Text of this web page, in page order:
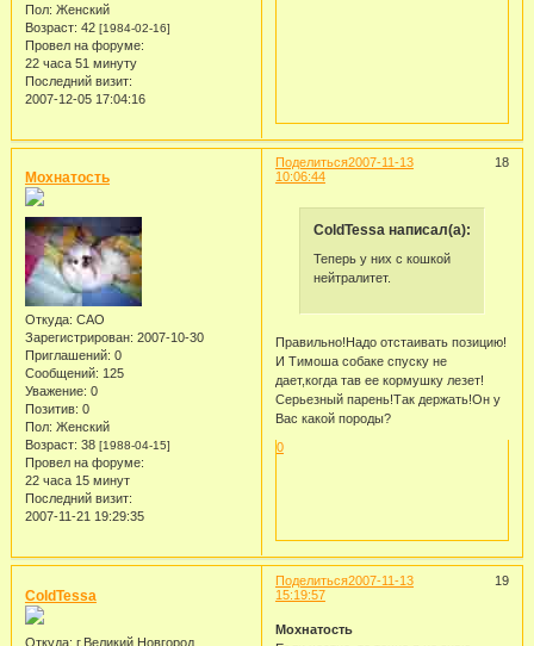
Пол: Женский
Возраст: 42 [1984-02-16]
Провел на форуме:
22 часа 51 минуту
Последний визит:
2007-12-05 17:04:16
Поделиться 18
2007-11-13
10:06:44
Мохнатость
Откуда: САО
Зарегистрирован: 2007-10-30
Приглашений: 0
Сообщений: 125
Уважение: 0
Позитив: 0
Пол: Женский
Возраст: 38 [1988-04-15]
Провел на форуме:
22 часа 15 минут
Последний визит:
2007-11-21 19:29:35
ColdTessa написал(а):
Теперь у них с кошкой
нейтралитет.
Правильно!Надо отстаивать позицию!
И Тимоша собаке спуску не
дает,когда тав ее кормушку лезет!
Серьезный парень!Так держать!Он у
Вас какой породы?
0
Поделиться 19
2007-11-13
15:19:57
ColdTessa
Откуда: г.Великий Новгород
Мохнатость